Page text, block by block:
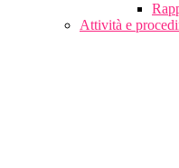
Attività e